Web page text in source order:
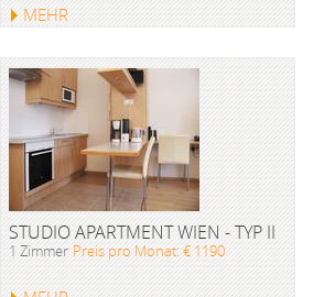
MEHR
STUDIO APARTMENT WIEN - TYP II
1 Zimmer Preis pro Monat: € 1190